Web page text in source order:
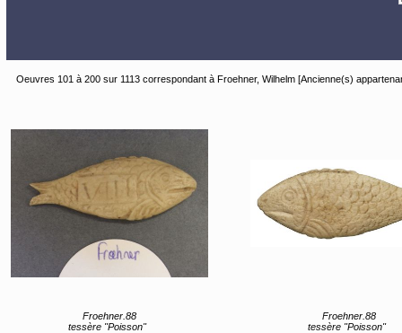
Oeuvres 101 à 200 sur 1113 correspondant à Froehner, Wilhelm [Ancienne(s)
Froehner.88
tessère "Poisson"
Froehner.88
tessère "Poisson"